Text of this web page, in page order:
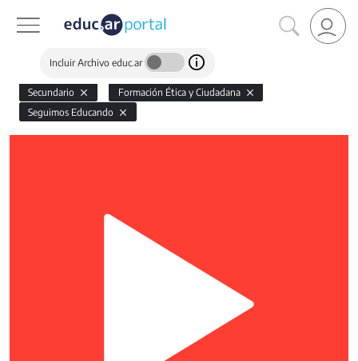
Incluir Archivo educ.ar
Secundario
Formación Ética y Ciudadana
Seguimos Educando